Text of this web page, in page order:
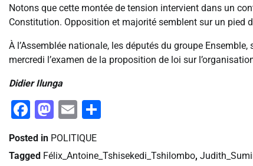
Notons que cette montée de tension intervient dans un
Constitution. Opposition et majorité semblent sur un pied
À l’Assemblée nationale, les députés du groupe
mercredi l’examen de la proposition de loi sur
Didier Ilunga
Facebook
Mastodon
Email
Posted in POLITIQUE
Tagged Félix_Antoine_Tshisekedi_Tshilombo,